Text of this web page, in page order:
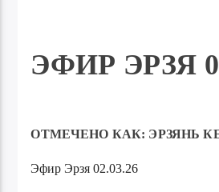
ЭФИР ЭРЗЯ
ОТМЕЧЕНО КАК: ЭРЗЯНЬ
Эфир Эрзя 02.03.26